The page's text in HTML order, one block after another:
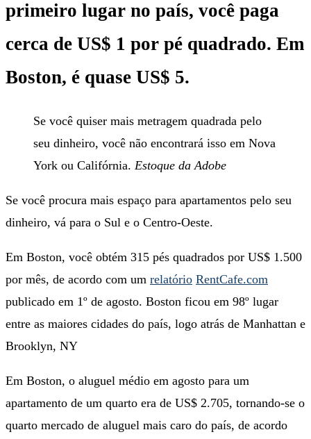
primeiro lugar no país, você paga
cerca de US$ 1 por pé quadrado. Em
Boston, é quase US$ 5.
Se você quiser mais metragem quadrada pelo
seu dinheiro, você não encontrará isso em Nova
York ou Califórnia. Estoque da Adobe
Se você procura mais espaço para apartamentos pelo seu
dinheiro, vá para o Sul e o Centro-Oeste.
Em Boston, você obtém 315 pés quadrados por US$ 1.500
por mês, de acordo com um relatório RentCafe.com
publicado em 1º de agosto. Boston ficou em 98º lugar
entre as maiores cidades do país, logo atrás de Manhattan e
Brooklyn, NY
Em Boston, o aluguel médio em agosto para um
apartamento de um quarto era de US$ 2.705, tornando-se o
quarto mercado de aluguel mais caro do país, de acordo